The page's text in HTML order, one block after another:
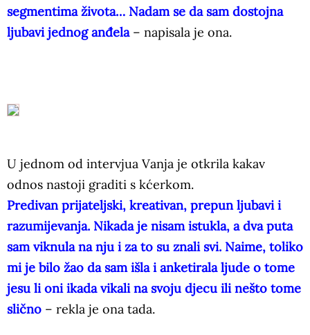
segmentima života… Nadam se da sam dostojna
ljubavi jednog anđela– napisala je ona.
U jednom od intervjua Vanja je otkrila kakav
odnos nastoji graditi s kćerkom.
Predivan prijateljski, kreativan, prepun ljubavi i
razumijevanja. Nikada je nisam istukla, a dva puta
sam viknula na nju i za to su znali svi. Naime, toliko
mi je bilo žao da sam išla i anketirala ljude o tome
jesu li oni ikada vikali na svoju djecu ili nešto tome
slično – rekla je ona tada.